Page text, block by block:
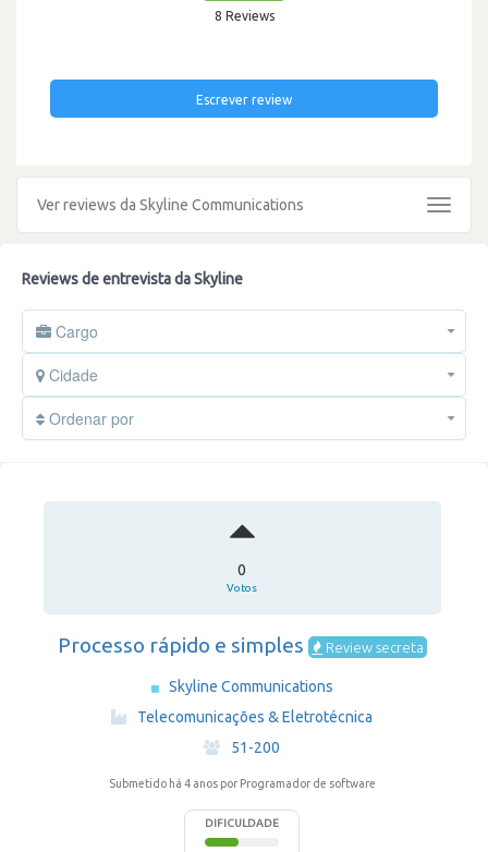
8 Reviews
Escrever review
Ver reviews da Skyline Communications
Toggle
Reviews de entrevista da Skyline
Cargo
Cidade
Ordenar por
0
Votos
Processo rápido e simples Review secreta
Skyline Communications
·
Telecomunicações & Eletrotécnica
·
51-200
Submetido há 4 anos por Programador de software
DIFICULDADE